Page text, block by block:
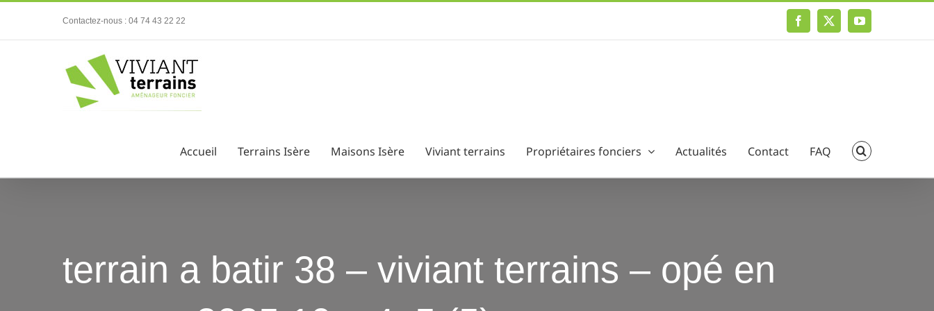
Contactez-nous : 04 74 43 22 22 Facebook
X YouTube
Accueil Terrains Isère Maisons Isère Viviant terrains Propriétaires fonciers Actualités Contact FAQ
terrain a batir 38 – viviant terrains – opé en